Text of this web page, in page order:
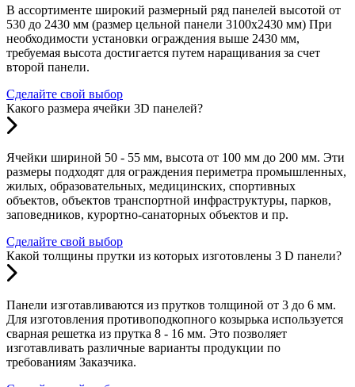
В ассортименте широкий размерный ряд панелей высотой от
530 до 2430 мм (размер цельной панели 3100х2430 мм) При
необходимости установки ограждения выше 2430 мм,
требуемая высота достигается путем наращивания за счет
второй панели.
Сделайте свой выбор
Какого размера ячейки 3D панелей?
Ячейки шириной 50 - 55 мм, высота от 100 мм до 200 мм. Эти
размеры подходят для ограждения периметра промышленных,
жилых, образовательных, медицинских, спортивных
объектов, объектов транспортной инфраструктуры, парков,
заповедников, курортно-санаторных объектов и пр.
Сделайте свой выбор
Какой толщины прутки из которых изготовлены 3 D панели?
Панели изготавливаются из прутков толщиной от 3 до 6 мм.
Для изготовления противоподкопного козырька используется
сварная решетка из прутка 8 - 16 мм. Это позволяет
изготавливать различные варианты продукции по
требованиям Заказчика.